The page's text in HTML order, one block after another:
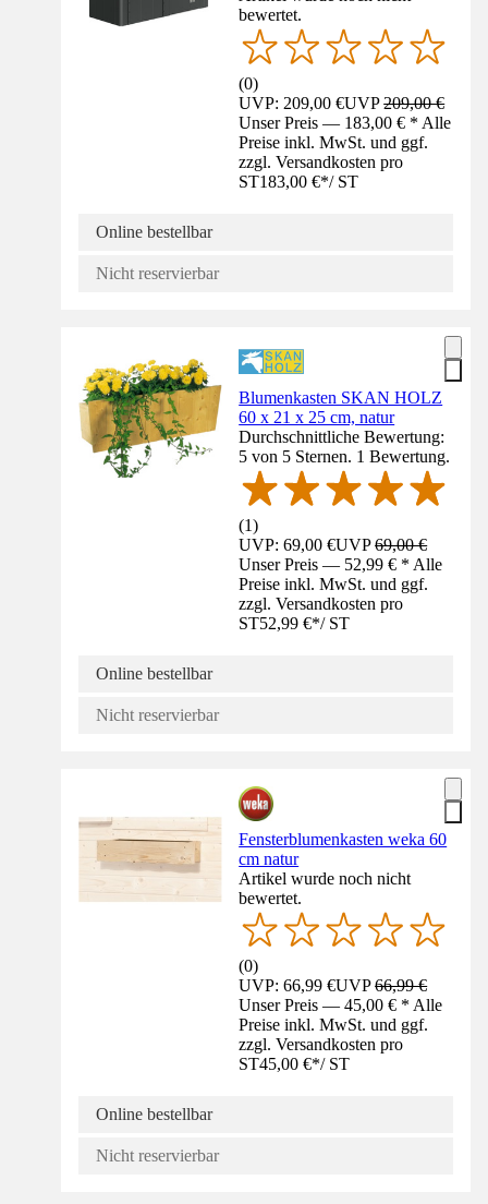
bewertet.
(0)
UVP: 209,00 €UVP209,00 €
Unser Preis — 183,00 € * Alle
Preise inkl. MwSt. und ggf.
zzgl. Versandkosten pro
ST183,00 €*/ ST
Online bestellbar
Nicht reservierbar
Blumenkasten SKAN HOLZ
60 x 21 x 25 cm, natur
Durchschnittliche Bewertung:
5 von 5 Sternen. 1 Bewertung.
(1)
UVP: 69,00 €UVP69,00 €
Unser Preis — 52,99 € * Alle
Preise inkl. MwSt. und ggf.
zzgl. Versandkosten pro
ST52,99 €*/ ST
Online bestellbar
Nicht reservierbar
Fensterblumenkasten weka 60
cm natur
Artikel wurde noch nicht
bewertet.
(0)
UVP: 66,99 €UVP66,99 €
Unser Preis — 45,00 € * Alle
Preise inkl. MwSt. und ggf.
zzgl. Versandkosten pro
ST45,00 €*/ ST
Online bestellbar
Nicht reservierbar